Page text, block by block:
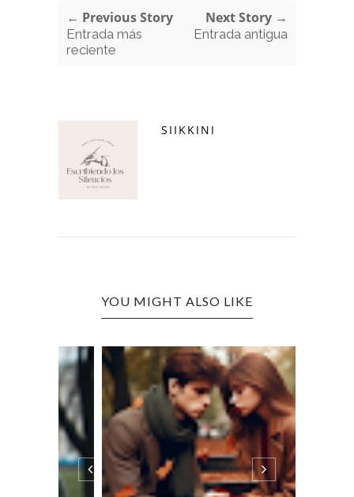
← Previous Story
Entrada más
reciente
Next Story →
Entrada antigua
SIIKKINI
YOU MIGHT ALSO LIKE